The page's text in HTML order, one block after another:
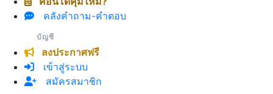
คลังคำถาม-คำตอบ
บัญชี
ลงประกาศฟรี
เข้าสู่ระบบ
สมัครสมาชิก